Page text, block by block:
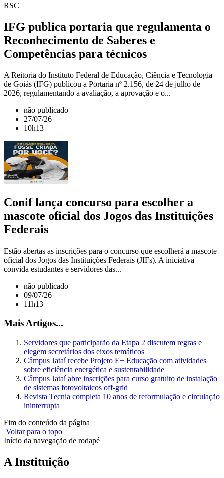
RSC
IFG publica portaria que regulamenta o
Reconhecimento de Saberes e
Competências para técnicos
A Reitoria do Instituto Federal de Educação, Ciência e Tecnologia
de Goiás (IFG) publicou a Portaria nº 2.156, de 24 de julho de
2026, regulamentando a avaliação, a aprovação e o...
não publicado
27/07/26
10h13
Conif lança concurso para escolher a
mascote oficial dos Jogos das Instituições
Federais
Estão abertas as inscrições para o concurso que escolherá a mascote
oficial dos Jogos das Instituições Federais (JIFs). A iniciativa
convida estudantes e servidores das...
não publicado
09/07/26
11h13
Mais Artigos...
Servidores que participarão da Etapa 2 discutem regras e
elegem secretários dos eixos temáticos
Câmpus Jataí recebe Projeto E+ Educação com atividades
sobre eficiência energética e sustentabilidade
Câmpus Jataí abre inscrições para curso gratuito de instalação
de sistemas fotovoltaicos off-grid
Revista Tecnia completa 10 anos de reformulação e circulação
ininterrupta
Fim do conteúdo da página
Voltar para o topo
Início da navegação de rodapé
A Instituição